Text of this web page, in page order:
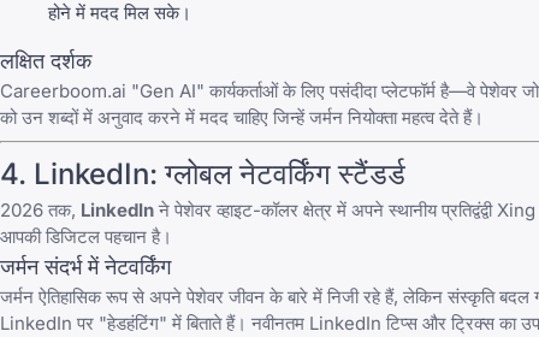
होने में मदद मिल सके।
लक्षित दर्शक
Careerboom.ai "Gen AI" कार्यकर्ताओं के लिए पसंदीदा प्लेटफॉर्म है—वे पेशेवर
को उन शब्दों में अनुवाद करने में मदद चाहिए जिन्हें जर्मन नियोक्ता महत्व देते हैं।
4. LinkedIn: ग्लोबल नेटवर्किंग स्टैंडर्ड
2026 तक, LinkedIn ने पेशेवर व्हाइट-कॉलर क्षेत्र में अपने स्थानीय प्रतिद्वंद्वीXing
आपकी डिजिटल पहचान है।
जर्मन संदर्भ में नेटवर्किंग
जर्मन ऐतिहासिक रूप से अपने पेशेवर जीवन के बारे में निजी रहे हैं, लेकिन संस्कृति
LinkedIn पर "हेडहंटिंग" में बिताते हैं। नवीनतम LinkedIn टिप्स और ट्रिक्स का